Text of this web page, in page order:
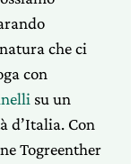
che ci
con
su un
d’Italia. Con
Togreenther